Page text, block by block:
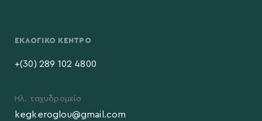
ΕΚΛΟΓΙΚΌ ΚΈΝΤΡΟ
+(30) 289 102 4800
Ηλ. ταχυδρομείο
kegkeroglou@gmail.com